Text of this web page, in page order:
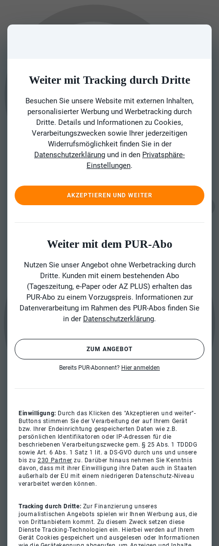
Weiter mit Tracking durch Dritte
Besuchen Sie unsere Website mit externen Inhalten,
personalisierter Werbung und Werbetracking durch
Dritte. Details und Informationen zu Cookies,
Verarbeitungszwecken sowie Ihrer jederzeitigen
Widerrufsmöglichkeit finden Sie in der
Datenschutzerklärung und in den Privatsphäre-
Einstellungen.
AKZEPTIEREN UND WEITER
Weiter mit dem PUR-Abo
Nutzen Sie unser Angebot ohne Werbetracking durch
Dritte. Kunden mit einem bestehenden Abo
(Tageszeitung, e-Paper oder AZ PLUS) erhalten das
PUR-Abo zu einem Vorzugspreis. Informationen zur
Datenverarbeitung im Rahmen des PUR-Abos finden Sie
in der Datenschutzerklärung.
ZUM ANGEBOT
Bereits PUR-Abonnent? Hier anmelden
Einwilligung: Durch das Klicken des "Akzeptieren und weiter"-
Buttons stimmen Sie der Verarbeitung der auf Ihrem Gerät
bzw. Ihrer Endeinrichtung gespeicherten Daten wie z.B.
persönlichen Identifikatoren oder IP-Adressen für die
beschriebenen Verarbeitungszwecke gem. § 25 Abs. 1 TDDDG
sowie Art. 6 Abs. 1 Satz 1 lit. a DS-GVO durch uns und unsere
bis zu230 Partner zu. Darüber hinaus nehmen Sie Kenntnis
davon, dass mit ihrer Einwilligung ihre Daten auch in Staaten
außerhalb der EU mit einem niedrigeren Datenschutz-Niveau
verarbeitet werden können.
Tracking durch Dritte: Zur Finanzierung unseres
journalistischen Angebots spielen wir Ihnen Werbung aus, die
von Drittanbietern kommt. Zu diesem Zweck setzen diese
Dienste Tracking-Technologien ein. Hierbei werden auf Ihrem
Gerät Cookies gespeichert und ausgelesen oder Informationen